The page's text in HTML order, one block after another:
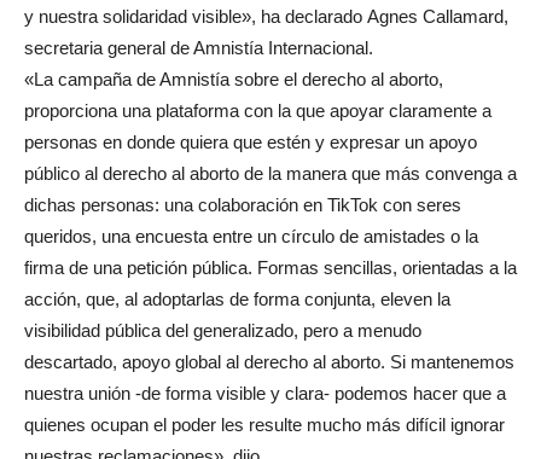
y nuestra solidaridad visible», ha declarado Agnes Callamard,
secretaria general de Amnistía Internacional.
«La campaña de Amnistía sobre el derecho al aborto,
proporciona una plataforma con la que apoyar claramente a
personas en donde quiera que estén y expresar un apoyo
público al derecho al aborto de la manera que más convenga a
dichas personas: una colaboración en TikTok con seres
queridos, una encuesta entre un círculo de amistades o la
firma de una petición pública. Formas sencillas, orientadas a la
acción, que, al adoptarlas de forma conjunta, eleven la
visibilidad pública del generalizado, pero a menudo
descartado, apoyo global al derecho al aborto. Si mantenemos
nuestra unión -de forma visible y clara- podemos hacer que a
quienes ocupan el poder les resulte mucho más difícil ignorar